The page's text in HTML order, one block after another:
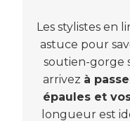
Les stylistes en
astuce pour
soutien-gorge
arrivez à
épaules et
longueur est